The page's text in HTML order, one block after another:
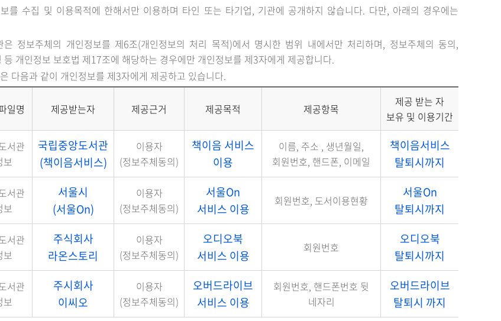
를 수집 및 이용목적에 한해서만 이용하며 타인 또는 타기업, 기관에 공개하지 않습니다. 다만, 아래의 경우에는
정보주체의 개인정보를 제6조(개인정보의 처리 목적)에서 명시한 범위 내에서만 처리하며, 정보주체의 동의,
등 개인정보 보호법 제17조에 해당하는 경우에만 개인정보를 제3자에게 제공합니다.
다음과 같이 개인정보를 제3자에게 제공하고 있습니다.
일명 제공받는자 제공근거 제공목적 제공항목
제공 받는 자
보유 및 이용기간
서관
보
국립중앙도서관
(책이음서비스)
이용자
(정보주체동의)
책이음 서비스
이용
이름, 주소 , 생년월일,
회원번호, 핸드폰, 이메일
책이음서비스
탈퇴시까지
서관
보
서울시
(서울On)
이용자
(정보주체동의)
서울On
서비스 이용
회원번호, 도서이용현황
서울On
탈퇴시까지
서관
보
주식회사
라온스토리
이용자
(정보주체동의)
오디오북
서비스 이용
회원번호
오디오북
탈퇴시까지
서관
보
주시회사
이씨오
이용자
(정보주체동의)
오버드라이브
서비스 이용
회원번호, 핸드폰번호 뒷
네자리
오버드라이브
탈퇴시 까지